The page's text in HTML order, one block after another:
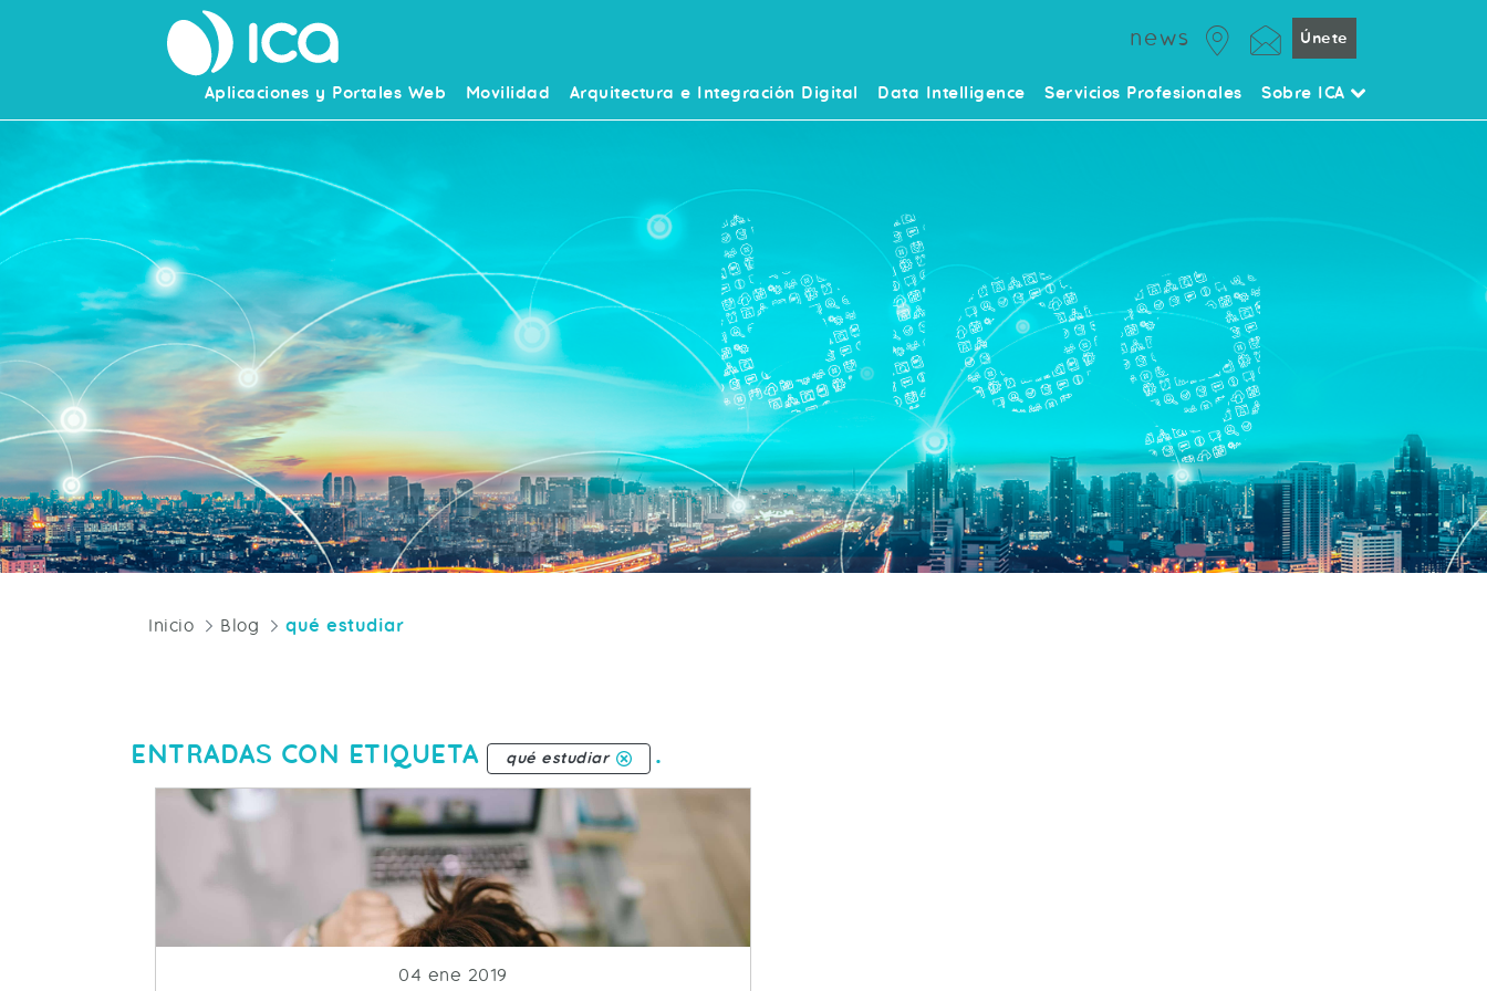
news Únete
Aplicaciones y Portales Web Movilidad Arquitectura e Integración Digital Data Intelligence Servicios Profesionales Sobre ICA
Inicio Blog qué estudiar
ENTRADAS CON ETIQUETA qué estudiar .
Fecha de publicacion
04 ene 2019